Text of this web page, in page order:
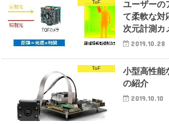
ToF
ユーザーの
て柔軟な対
次元計測カ
2019.10.28
ToF
小型高性能
の紹介
2019.10.10